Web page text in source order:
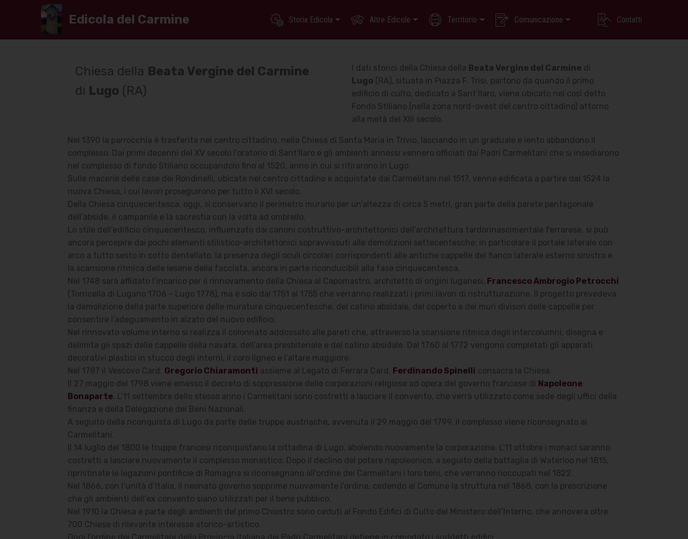
Chiesa della Beata Vergine del Carmine
di Lugo (RA)
I dati storici della Chiesa della Beata Vergine del Carmine di
Lugo (RA), situata in Piazza F. Trisi, partono da quando il primo
edificio di culto, dedicato a Sant’Ilaro, viene ubicato nel così detto
Fondo Stiliano (nella zona nord-ovest del centro cittadino) attorno
alla metà del XIII secolo.
Nel 1390 la parrocchia è trasferita nel centro cittadino, nella Chiesa di Santa Maria in Trivio, lasciando in un graduale e lento abbandono il
complesso. Dai primi decenni del XV secolo l’oratorio di Sant'Ilaro e gli ambienti annessi vennero officiati dai Padri Carmelitani che si insediarono
nel complesso di fondo Stiliano occupandolo fino al 1520, anno in cui si ritirarono in Lugo.
Sulle macerie delle case dei Rondinelli, ubicate nel centro cittadino e acquistate dai Carmelitani nel 1517, venne edificata a partire dal 1524 la
nuova Chiesa, i cui lavori proseguirono per tutto il XVI secolo.
Della Chiesa cinquecentesca, oggi, si conservano il perimetro murario per un’altezza di circa 5 metri, gran parte della parete pentagonale
dell’abside, il campanile e la sacrestia con la volta ad ombrello.
Lo stile dell’edificio cinquecentesco, influenzato dai canoni costruttivo-architettonici dell’architettura tardorinascimentale ferrarese, si può
ancora percepire dai pochi elementi stilistico-architettonici sopravvissuti alle demolizioni settecentesche: in particolare il portale laterale con
arco a tutto sesto in cotto dentellato, la presenza degli oculi circolari corrispondenti alle antiche cappelle del fianco laterale esterno sinistro e
la scansione ritmica delle lesene della facciata, ancora in parte riconducibili alla fase cinquecentesca.
Nel 1748 sarà affidato l’incarico per il rinnovamento della Chiesa al Capomastro, architetto di origini luganesi, Francesco Ambrogio Petrocchi
(Torricella di Lugano 1706 – Lugo 1778), ma è solo dal 1751 al 1755 che verranno realizzati i primi lavori di ristrutturazione. Il progetto prevedeva
la demolizione della parte superiore delle murature cinquecentesche, del catino absidale, del coperto e dei muri divisori delle cappelle per
consentire l’adeguamento in alzato del nuovo edificio.
Nel rinnovato volume interno si realizza il colonnato addossato alle pareti che, attraverso la scansione ritmica degli intercolumni, disegna e
delimita gli spazi delle cappelle della navata, dell’area presbiteriale e del catino absidale. Dal 1760 al 1772 vengono completati gli apparati
decorativi plastici in stucco degli interni, il coro ligneo e l’altare maggiore.
Nel 1787 il Vescovo Card. Gregorio Chiaramonti assieme al Legato di Ferrara Card. Ferdinando Spinelli consacra la Chiesa.
Il 27 maggio del 1798 viene emesso il decreto di soppressione delle corporazioni religiose ad opera del governo francese di Napoleone
Bonaparte. L’11 settembre dello stesso anno i Carmelitani sono costretti a lasciare il convento, che verrà utilizzato come sede degli uffici della
finanza e della Delegazione dei Beni Nazionali.
A seguito della riconquista di Lugo da parte delle truppe austriache, avvenuta il 29 maggio del 1799, il complesso viene riconsegnato ai
Carmelitani.
Il 14 luglio del 1800 le truppe francesi riconquistano la cittadina di Lugo, abolendo nuovamente la corporazione. L’11 ottobre i monaci saranno
costretti a lasciare nuovamente il complesso monastico. Dopo il declino del potere napoleonico, a seguito della battaglia di Waterloo nel 1815,
ripristinate le legazioni pontificie di Romagna si riconsegnano all'ordine dei Carmelitani i loro beni, che verranno rioccupati nel 1822.
Nel 1866, con l’unità d’Italia, il neonato governo sopprime nuovamente l’ordine, cedendo al Comune la struttura nel 1868, con la prescrizione
che gli ambienti dell’ex convento siano utilizzati per il bene pubblico.
Nel 1910 la Chiesa e parte degli ambienti del primo Chiostro sono ceduti al Fondo Edifici di Culto del Ministero dell’Interno, che annovera oltre
700 Chiese di rilevante interesse storico-artistico.
Edicola del Carmine Storia Edicola Altre Edicole Territorio Comunicazione Contatti